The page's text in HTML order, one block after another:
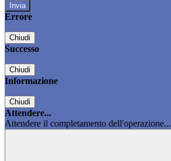
Errore
Chiudi
Successo
Chiudi
Informazione
Chiudi
Attendere...
Attendere il completamento dell'operazione...